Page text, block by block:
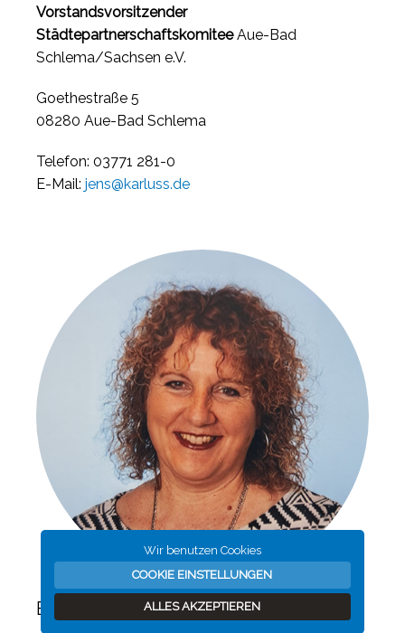
Vorstandsvorsitzender
StädtepartnerschaftskomiteeAue-Bad
Schlema/Sachsen e.V.
Goethestraße 5
08280 Aue-Bad Schlema
Telefon: 03771 281-0
E-Mail: jens@karluss.de
Beatrice Meichßner
Wir benutzen Cookies
COOKIE EINSTELLUNGEN
ALLES AKZEPTIEREN